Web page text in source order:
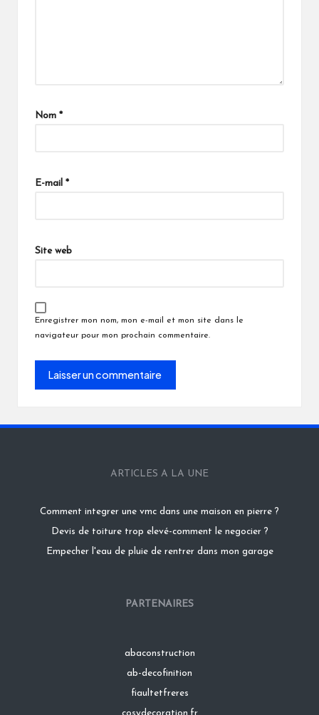
Nom *
E-mail *
Site web
Enregistrer mon nom, mon e-mail et mon site dans le
navigateur pour mon prochain commentaire.
ARTICLES A LA UNE
Comment integrer une vmc dans une maison en pierre ?
Devis de toiture trop elevé-comment le negocier ?
Empecher l'eau de pluie de rentrer dans mon garage
PARTENAIRES
abaconstruction
ab-decofinition
fiaultetfreres